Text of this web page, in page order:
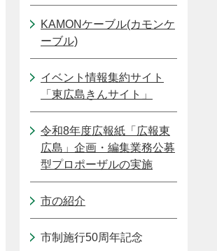
KAMONケーブル(カモンケ
ーブル)
イベント情報集約サイト
「東広島きんサイト」
令和8年度広報紙「広報東
広島」企画・編集業務公募
型プロポーザルの実施
市の紹介
市制施行50周年記念